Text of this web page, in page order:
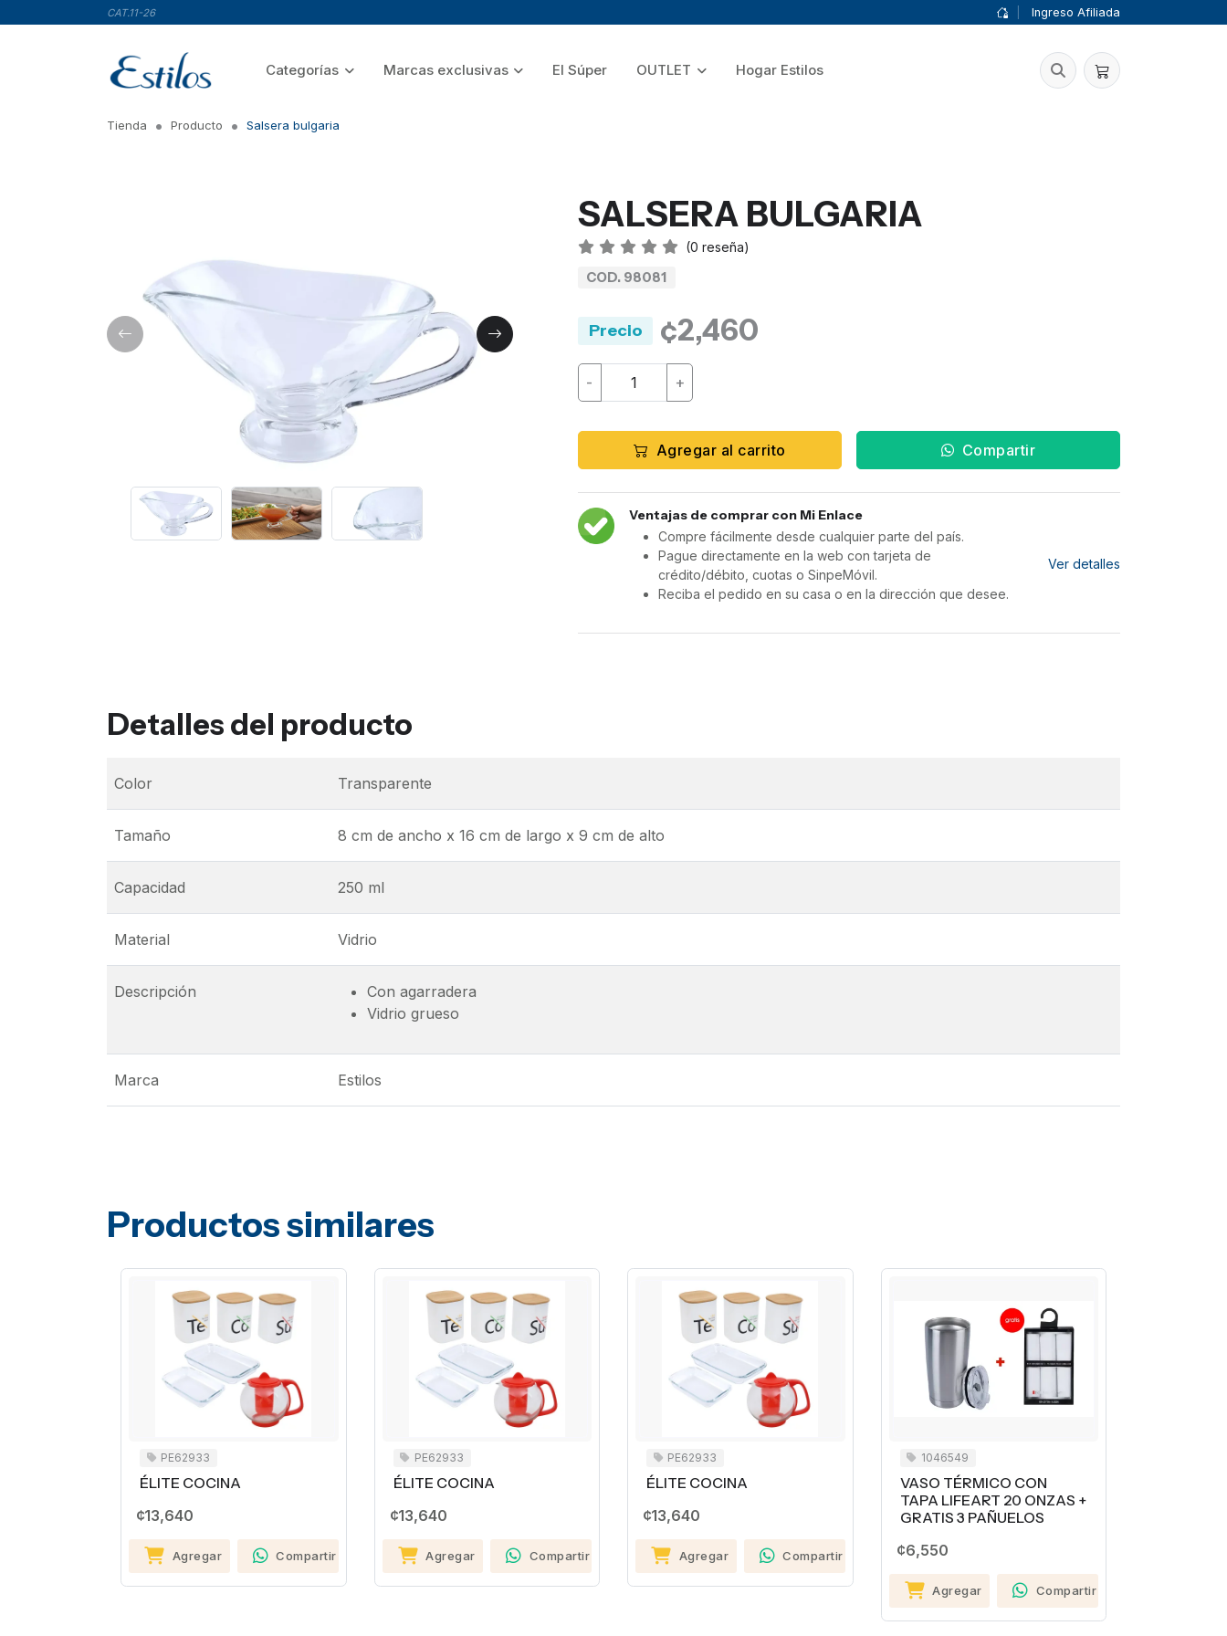
CAT.11-26 Ingreso Afiliada
Categorías Marcas exclusivas El Súper OUTLET Hogar Estilos
Tienda Producto Salsera bulgaria
SALSERA BULGARIA
(0 reseña)
COD. 98081
Precio ¢2,460
- +
Agregar al carrito Compartir
Ventajas de comprar con Mi Enlace
Compre fácilmente desde cualquier parte del país.
Pague directamente en la web con tarjeta de
crédito/débito, cuotas o SinpeMóvil.
Reciba el pedido en su casa o en la dirección que desee.
Ver detalles
Detalles del producto
Color Transparente
Tamaño 8 cm de ancho x 16 cm de largo x 9 cm de alto
Capacidad 250 ml
Material Vidrio
Descripción
Con agarradera
Vidrio grueso
Marca Estilos
Productos similares
PE62933
ÉLITE COCINA
¢13,640
Agregar Compartir
PE62933
ÉLITE COCINA
¢13,640
Agregar Compartir
PE62933
ÉLITE COCINA
¢13,640
Agregar Compartir
1046549
VASO TÉRMICO CON
TAPA LIFEART 20 ONZAS +
GRATIS 3 PAÑUELOS
¢6,550
Agregar Compartir